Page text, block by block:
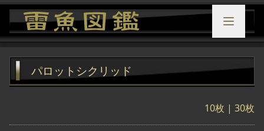
パロットシクリッド
10枚 | 30枚